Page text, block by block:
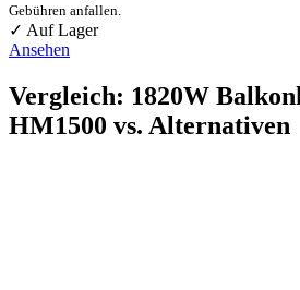
Gebühren anfallen.
✓ Auf Lager
Ansehen
Vergleich: 1820W
HM1500 vs. Alternativen